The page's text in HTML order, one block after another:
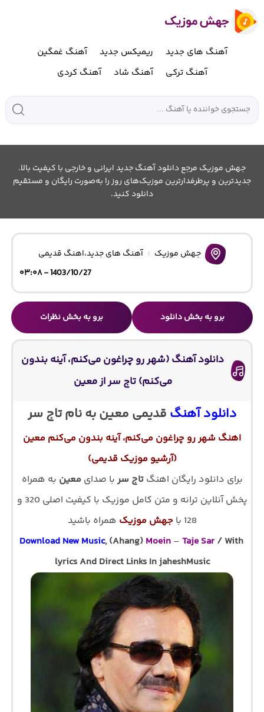
آهنگ های جدید ریمیکس جدید
آهنگ غمگین
آهنگ ترکی
آهنگ شاد آهنگ کردی
جهش موزیک مرجع دانلود آهنگ جدید ایرانی و خارجی با کیفیت بالا.
جدیدترین و پرطرفدارترین موزیک‌های روز را به‌صورت رایگان و مستقیم
دانلود کنید.
جهش موزیک آهنگ های جدید،اهنگ قدیمی
1403/10/27 - ۰۳:۰۸
برو به بخش دانلود برو به بخش نظرات
دانلود آهنگ (شهر رو چراغون می‌کنم، آینه بندون
می‌کنم) تاج سر از معین
دانلود آهنگ قدیمی معین به نام تاج سر
اهنگ شهر رو چراغون می‌کنم، آینه بندون می‌کنم معین
(آرشیو موزیک قدیمی)
برای دانلود رایگان اهنگتاج سر با صدایمعین به همراه
پخش آنلاین ترانه و متن کامل موزیک با کیفیت اصلی 320 و
128 با
جهش موزیک همراه باشید
Download New Music, (Ahang) Moein– Taje Sar/ With
lyrics And Direct Links In jaheshMusic